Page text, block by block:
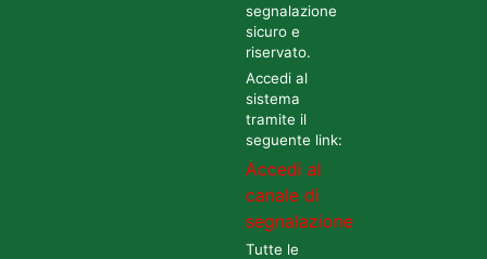
segnalazione
sicuro e
riservato.
Accedi al
sistema
tramite il
seguente link:
Accedi al
canale di
segnalazione
Tutte le